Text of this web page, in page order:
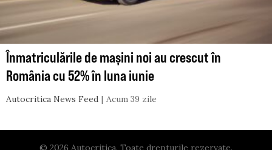
Înmatriculările de mașini noi au crescut în
România cu 52% în luna iunie
Autocritica News Feed Acum 39 zile
© 2026 Autocritica. Toate drepturile rezervate.